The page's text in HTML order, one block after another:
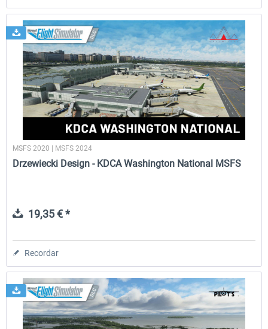
MSFS 2020 | MSFS 2024
Drzewiecki Design - KDCA Washington National MSFS
19,35 € *
Recordar